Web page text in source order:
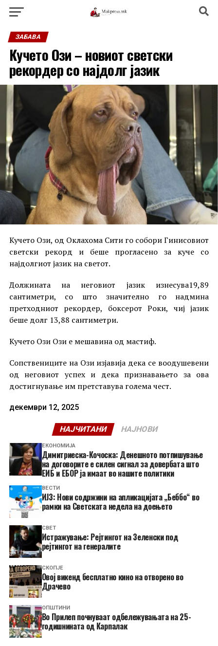
ЗАБАВА
Кучето Ози – новиот светски
рекордер со најдолг јазик
Кучето Ози, од Оклахома Сити го собори Гинисовиот
светски рекорд и беше прогласено за куче со
најдолгиот јазик на светот.
Должината на неговиот јазик изнесува19,89
сантиметри, со што значително го надмина
претходниот рекордер, боксерот Роки, чиј јазик
беше долг 13,88 сантиметри.
Кучето Ози Ози е мешавина од мастиф.
Сопствениците на Ози изјавија дека се воодушевени
од неговиот успех и дека признавањето за ова
достигнување им претставува голема чест.
декември 12, 2025
НАЈЧИТАНИ НАЈНОВИ
ЕКОНОМИЈА
Димитриеска-Кочоска: Денешното потпишување
на договорите е силен сигнал за довербата што
ЕИБ и ЕБОР ја имаат во нашите политики
ВЕСТИ
ИЈЗ: Нови содржини на апликацијата „Беббо“ во
рамки на Светската недела на доењето
СВЕТ
Истражување: Рејтингот на Зеленски под
рејтингот на генералите
СКОПЈЕ
​Овој викенд бесплатно кино на отворено во
Драчево
ОПШТИНИ
Во Прилеп почнуваат одбележувањата на 25-
годишнината од Карпалак